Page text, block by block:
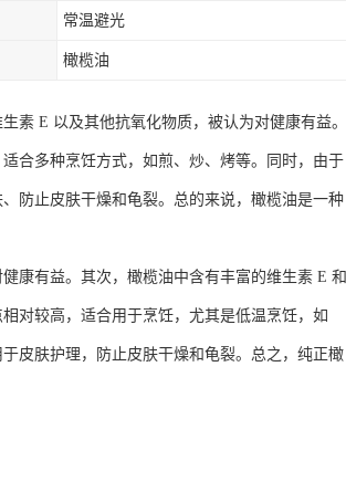
常温避光
橄榄油
素 E 以及其他抗氧化物质，被认为对健康有益。
合多种烹饪方式，如煎、炒、烤等。同时，由于
防止皮肤干燥和龟裂。总的来说，橄榄油是一种
康有益。其次，橄榄油中含有丰富的维生素 E 和
对较高，适合用于烹饪，尤其是低温烹饪，如
皮肤护理，防止皮肤干燥和龟裂。总之，纯正橄